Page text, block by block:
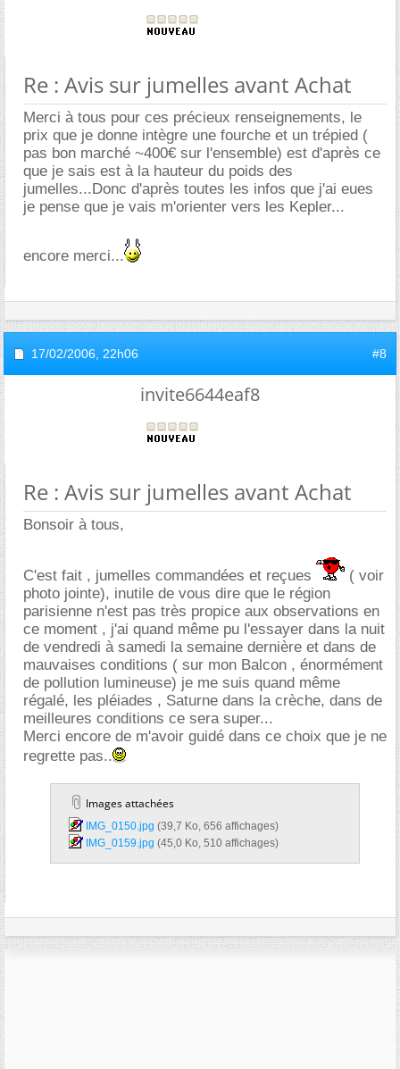
Re : Avis sur jumelles avant Achat
Merci à tous pour ces précieux renseignements, le
prix que je donne intègre une fourche et un trépied (
pas bon marché ~400€ sur l'ensemble) est d'après ce
que je sais est à la hauteur du poids des
jumelles...Donc d'après toutes les infos que j'ai eues
je pense que je vais m'orienter vers les Kepler...
encore merci...
17/02/2006, 22h06 #8
invite6644eaf8
Re : Avis sur jumelles avant Achat
Bonsoir à tous,
C'est fait , jumelles commandées et reçues
( voir
photo jointe), inutile de vous dire que le région
parisienne n'est pas très propice aux observations en
ce moment , j'ai quand même pu l'essayer dans la nuit
de vendredi à samedi la semaine dernière et dans de
mauvaises conditions ( sur mon Balcon , énormément
de pollution lumineuse) je me suis quand même
régalé, les pléiades , Saturne dans la crèche, dans de
meilleures conditions ce sera super...
Merci encore de m'avoir guidé dans ce choix que je ne
regrette pas..
Images attachées
IMG_0150.jpg‎ (39,7 Ko, 656 affichages)
IMG_0159.jpg‎ (45,0 Ko, 510 affichages)